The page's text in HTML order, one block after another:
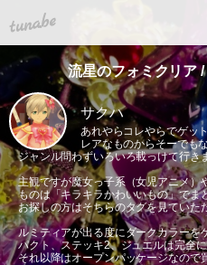
tuna.be
流星のフォミクリア
サクハ
あれやらコレやらでゲッ
レアなものからそーでも
ジャンル問わずいろいろ載っけて行き
主観ですが魔女っ子系（女児アニメ）
ものは「キラキラかわいいもの」でま
お探しの方はそちらのタグを見ていた
ルミティアが出る度にダークカラーを
パクト、ステッキ2、ジュエルは完全
それ以降はオープンパッケージなので